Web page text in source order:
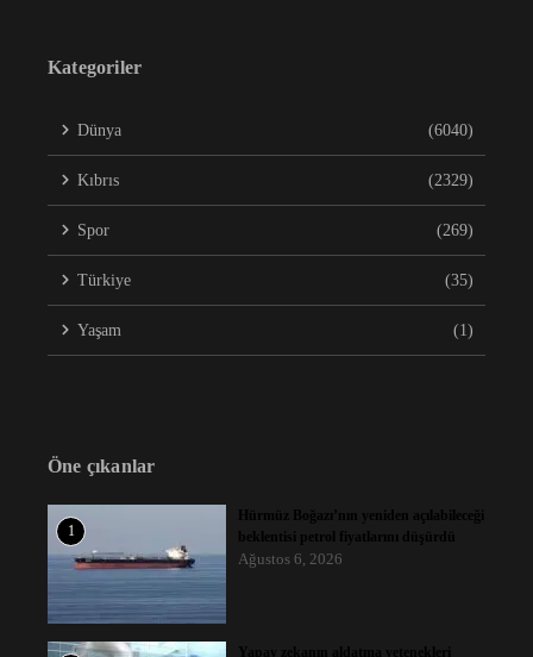
Kategoriler
Dünya (6040)
Kıbrıs (2329)
Spor (269)
Türkiye (35)
Yaşam (1)
Öne çıkanlar
1
Hürmüz Boğazı’nın yeniden açılabileceği
beklentisi petrol fiyatlarını düşürdü
Ağustos 6, 2026
Yapay zekanın aldatma yetenekleri